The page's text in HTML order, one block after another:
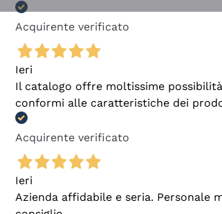
Acquirente verificato
Ieri
Il catalogo offre moltissime
conformi alle caratteristiche dei
Acquirente verificato
Ieri
Azienda affidabile e seria. Personale